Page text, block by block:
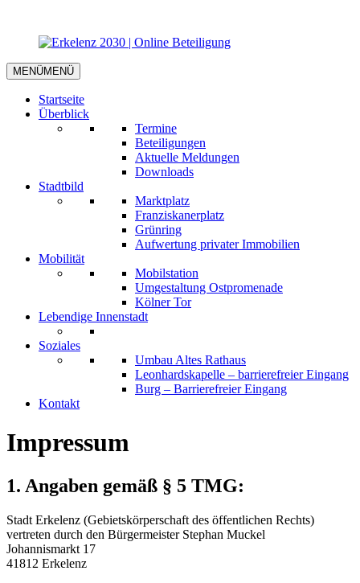
MENÜMENÜ
Startseite
Überblick
Termine
Beteiligungen
Aktuelle Meldungen
Downloads
Stadtbild
Marktplatz
Franziskanerplatz
Grünring
Aufwertung privater Immobilien
Mobilität
Mobilstation
Umgestaltung Ostpromenade
Kölner Tor
Lebendige Innenstadt
Soziales
Umbau Altes Rathaus
Leonhardskapelle – barrierefreier Eingang
Burg – Barrierefreier Eingang
Kontakt
Impressum
1. Angaben gemäß § 5 TMG:
Stadt Erkelenz (Gebietskörperschaft des öffentlichen Rechts)
vertreten durch den Bürgermeister Stephan Muckel
Johannismarkt 17
41812 Erkelenz